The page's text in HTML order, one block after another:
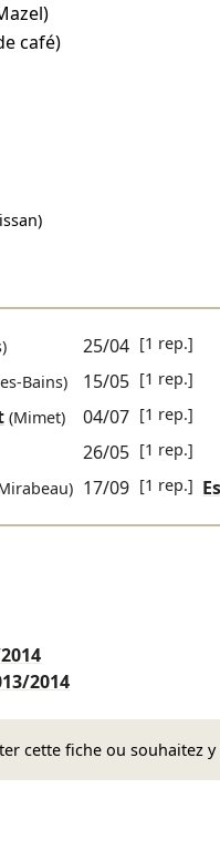
café)
25/04 [1 rep.]
Bains) 15/05 [1 rep.]
(Mimet) 04/07 [1 rep.]
26/05 [1 rep.]
17/09 [1 rep.]
2014
cette fiche ou souhaitez